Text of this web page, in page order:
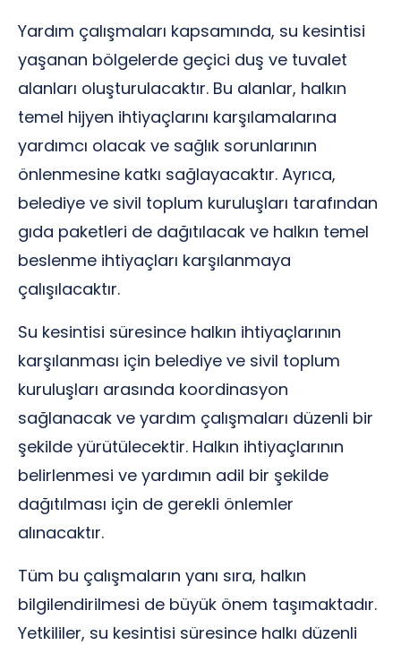
Yardım çalışmaları kapsamında, su kesintisi
yaşanan bölgelerde geçici duş ve tuvalet
alanları oluşturulacaktır. Bu alanlar, halkın
temel hijyen ihtiyaçlarını karşılamalarına
yardımcı olacak ve sağlık sorunlarının
önlenmesine katkı sağlayacaktır. Ayrıca,
belediye ve sivil toplum kuruluşları tarafından
gıda paketleri de dağıtılacak ve halkın temel
beslenme ihtiyaçları karşılanmaya
çalışılacaktır.
Su kesintisi süresince halkın ihtiyaçlarının
karşılanması için belediye ve sivil toplum
kuruluşları arasında koordinasyon
sağlanacak ve yardım çalışmaları düzenli bir
şekilde yürütülecektir. Halkın ihtiyaçlarının
belirlenmesi ve yardımın adil bir şekilde
dağıtılması için de gerekli önlemler
alınacaktır.
Tüm bu çalışmaların yanı sıra, halkın
bilgilendirilmesi de büyük önem taşımaktadır.
Yetkililer, su kesintisi süresince halkı düzenli